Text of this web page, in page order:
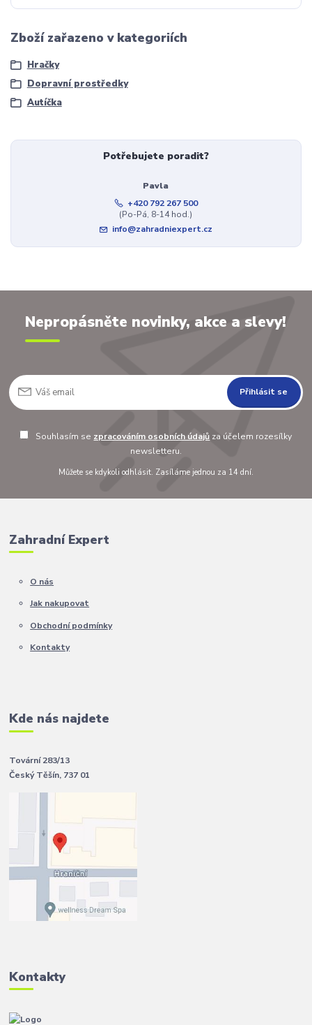
Zboží zařazeno v kategoriích
Hračky
Dopravní prostředky
Autíčka
Potřebujete poradit?
Pavla
+420 792 267 500
(Po-Pá, 8-14 hod.)
info@zahradniexpert.cz
Nepropásněte novinky, akce a slevy!
Přihlásit se
Souhlasím se zpracováním osobních údajů za účelem rozesílky
newsletteru.
Můžete se kdykoli odhlásit. Zasíláme jednou za 14 dní.
Zahradní Expert
O nás
Jak nakupovat
Obchodní podmínky
Kontakty
Kde nás najdete
Tovární 283/13
Český Těšín, 737 01
Kontakty